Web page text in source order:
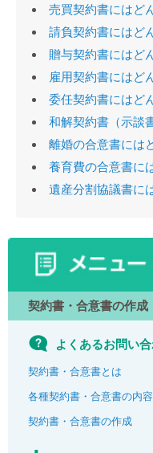
売買契約書にはど
請負契約書にはど
贈与契約書にはど
雇用契約書にはど
委任契約書にはど
和解契約書（示談
離婚の合意書には
養育費の合意書に
遺産分割協議書に
契約書・合意書の作成
よくあるお問い
契約書・合意書とは
各種契約書・合意書の内容
契約書・合意書の作成